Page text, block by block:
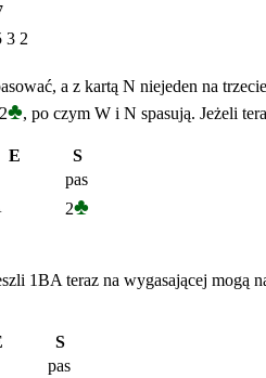
3 2
a z kartą N niejeden na
♣, po czym W i N spasują. Jeżeli
E
S
pas
2♣
1BA teraz na wygasającej
S
pas